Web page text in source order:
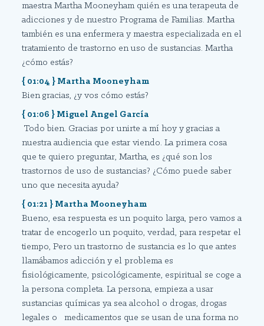
maestra Martha Mooneyham quién es una terapeuta de
adicciones y de nuestro Programa de Familias. Martha
también es una enfermera y maestra especializada en el
tratamiento de trastorno en uso de sustancias. Martha
¿cómo estás?
{ 01:04 } Martha Mooneyham
Bien gracias, ¿y vos cómo estás?
{ 01:06 } Miguel Angel García
Todo bien. Gracias por unirte a mí hoy y gracias a
nuestra audiencia que estar viendo. La primera cosa
que te quiero preguntar, Martha, es ¿qué son los
trastornos de uso de sustancias? ¿Cómo puede saber
uno que necesita ayuda?
{ 01:21 } Martha Mooneyham
Bueno, esa respuesta es un poquito larga, pero vamos a
tratar de encogerlo un poquito, verdad, para respetar el
tiempo, Pero un trastorno de sustancia es lo que antes
llamábamos adicción y el problema es
fisiológicamente, psicológicamente, espiritual se coge a
la persona completa. La persona, empieza a usar
sustancias químicas ya sea alcohol o drogas, drogas
legales o medicamentos que se usan de una forma no